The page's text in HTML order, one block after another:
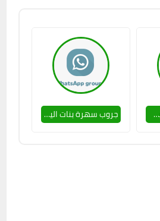
جروب مزز من الكويت للتعارف 🔥🥵 جروب سهرة بنات اليمن 🔥🥵